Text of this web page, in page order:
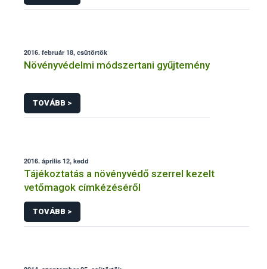
2016. február 18, csütörtök
Növényvédelmi módszertani gyűjtemény
TOVÁBB >
2016. április 12, kedd
Tájékoztatás a növényvédő szerrel kezelt
vetőmagok címkézéséről
TOVÁBB >